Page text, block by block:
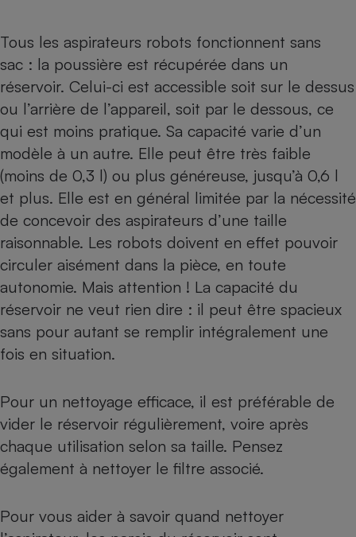
Tous les aspirateurs robots fonctionnent sans
sac : la poussière est récupérée dans un
réservoir. Celui-ci est accessible soit sur le dessus
ou l’arrière de l’appareil, soit par le dessous, ce
qui est moins pratique. Sa capacité varie d’un
modèle à un autre. Elle peut être très faible
(moins de 0,3 l) ou plus généreuse, jusqu’à 0,6 l
et plus. Elle est en général limitée par la nécessité
de concevoir des aspirateurs d’une taille
raisonnable. Les robots doivent en effet pouvoir
circuler aisément dans la pièce, en toute
autonomie. Mais attention ! La capacité du
réservoir ne veut rien dire : il peut être spacieux
sans pour autant se remplir intégralement une
fois en situation.
Pour un nettoyage efficace, il est préférable de
vider le réservoir régulièrement, voire après
chaque utilisation selon sa taille. Pensez
également à nettoyer le filtre associé.
Pour vous aider à savoir quand nettoyer